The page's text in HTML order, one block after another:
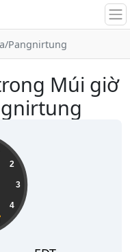
Pangnirtung
Múi giờ
2
3
4